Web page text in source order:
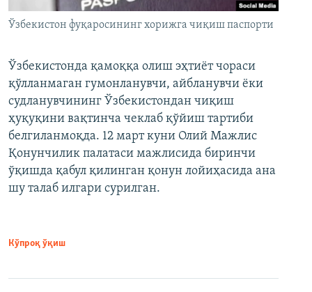
Ўзбекистон фуқаросининг хорижга чиқиш паспорти
Ўзбекистонда қамоққа олиш эҳтиёт чораси
қўлланмаган гумонланувчи, айбланувчи ёки
судланувчининг Ўзбекистондан чиқиш
ҳуқуқини вақтинча чеклаб қўйиш тартиби
белгиланмоқда. 12 март куни Олий Мажлис
Қонунчилик палатаси мажлисида биринчи
ўқишда қабул қилинган қонун лойиҳасида ана
шу талаб илгари сурилган.
Кўпроқ ўқиш